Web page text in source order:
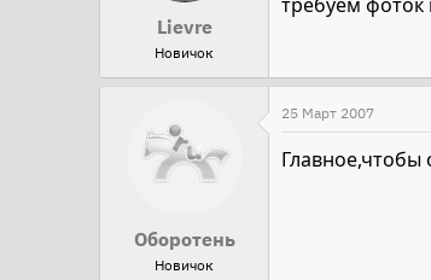
Lievre
Новичок
Оборотень
Новичок
25 Март 2007